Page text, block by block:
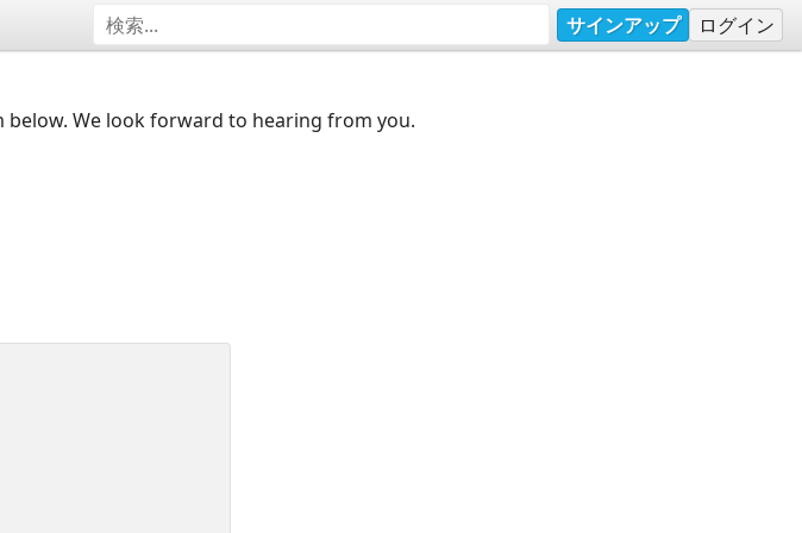
サインアップ ログイン
We look forward to hearing from you.